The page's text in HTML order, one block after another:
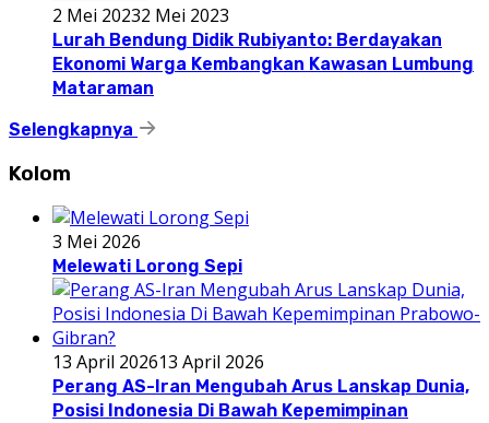
2 Mei 20232 Mei 2023
Lurah Bendung Didik Rubiyanto: Berdayakan
Ekonomi Warga Kembangkan Kawasan Lumbung
Mataraman
Selengkapnya
Kolom
3 Mei 2026
Melewati Lorong Sepi
13 April 202613 April 2026
Perang AS-Iran Mengubah Arus Lanskap Dunia,
Posisi Indonesia Di Bawah Kepemimpinan